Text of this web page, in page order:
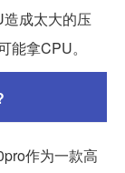
成太大的压
拿CPU。
作为一款高